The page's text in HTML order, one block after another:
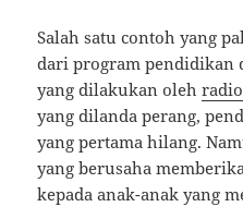
Salah satu contoh yang
dari program pendidikan
yang dilakukan oleh
yang dilanda perang,
yang pertama hilang.
yang berusaha
kepada anak-anak yang